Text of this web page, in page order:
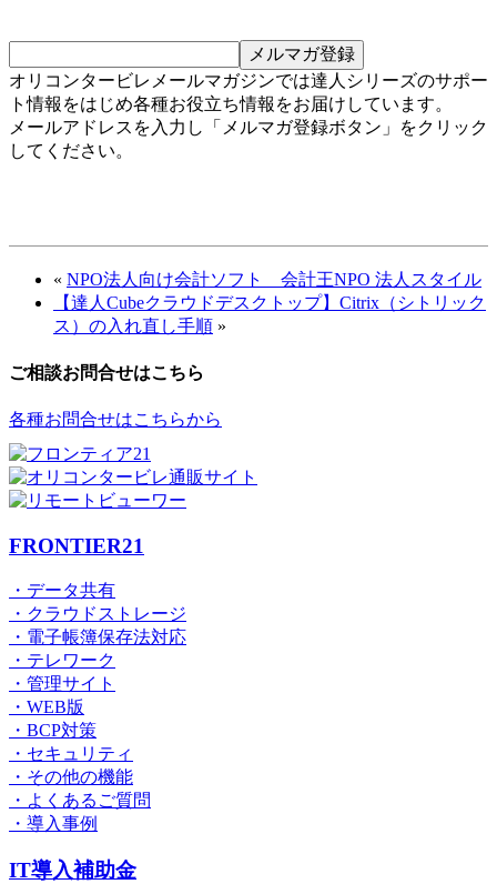
オリコンタービレメールマガジンでは達人シリーズのサポー
ト情報をはじめ各種お役立ち情報をお届けしています。
メールアドレスを入力し「メルマガ登録ボタン」をクリック
してください。
« NPO法人向け会計ソフト 会計王NPO 法人スタイル
【達人Cubeクラウドデスクトップ】Citrix（シトリック
ス）の入れ直し手順 »
ご相談お問合せはこちら
各種お問合せはこちらから
FRONTIER21
・データ共有
・クラウドストレージ
・電子帳簿保存法対応
・テレワーク
・管理サイト
・WEB版
・BCP対策
・セキュリティ
・その他の機能
・よくあるご質問
・導入事例
IT導入補助金